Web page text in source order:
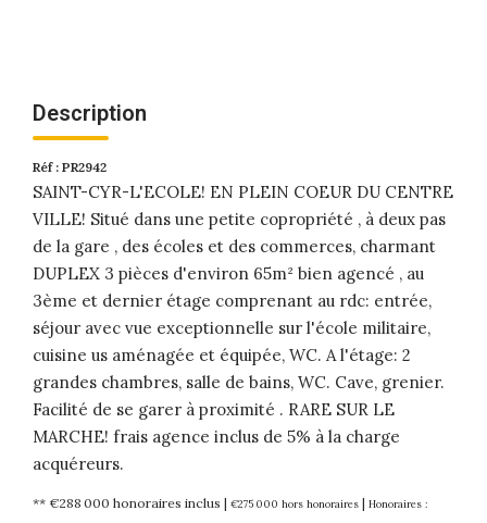
Description
Réf : PR2942
SAINT-CYR-L'ECOLE! EN PLEIN COEUR DU CENTRE
VILLE! Situé dans une petite copropriété , à deux pas
de la gare , des écoles et des commerces, charmant
DUPLEX 3 pièces d'environ 65m² bien agencé , au
3ème et dernier étage comprenant au rdc: entrée,
séjour avec vue exceptionnelle sur l'école militaire,
cuisine us aménagée et équipée, WC. A l'étage: 2
grandes chambres, salle de bains, WC. Cave, grenier.
Facilité de se garer à proximité . RARE SUR LE
MARCHE! frais agence inclus de 5% à la charge
acquéreurs.
** €288 000 honoraires inclus | €275 000 hors honoraires | Honoraires :